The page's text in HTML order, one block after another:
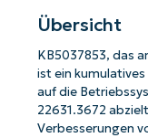
Übersicht
KB5037853, das
ist ein
auf die
22631.3672
Verbesserungen